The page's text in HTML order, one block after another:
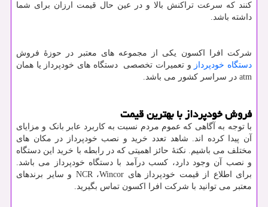
کنند که سرعت تراکنش بالا و در عین حال قیمت ارزان برای شما
داشته باشد.
شرکت افرا اکسون یکی از مجموعه های معتبر در حوزۀ فروش
دستگاه خودپرداز و تعمیرات تخصصی دستگاه های خودپرداز یا همان
atm در سراسر کشور می باشد.
فروش خودپرداز با بهترین قیمت
با توجه به آگاهی که عموم مردم نسبت به کاربرد عابر بانک و مزایای
آن پیدا کرده اند. شاهد تعدد خرید و نصب خودپرداز در مکان های
مختلف می باشیم. نکتۀ حائز اهمیتی که در رابطه با خرید این دستگاه
و نصب آن وجود دارد، کسب درآمد با دستگاه خودپرداز می باشد.
برای اطلاع از قیمت خودپرداز های Wincor،NCR و سایر برندهای
معتبر می توانید با شرکت افرا اکسون تماس بگیرید.